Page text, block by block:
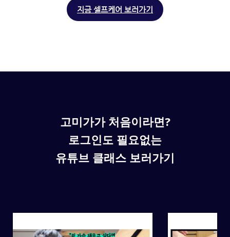
지금 셀프케어 보러가기
고미가가 처음이라면?
로그인도 필요없는
유튜브 클래스 보러가기